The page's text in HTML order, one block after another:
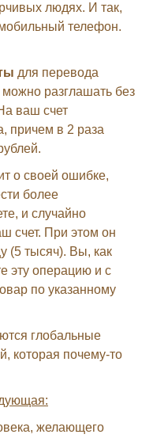
людях. И так,
телефон.
для перевода
разглашать без
ваш счет
причем в 2 раза
о своей ошибке,
более
и случайно
счет. При этом он
(5 тысяч). Вы, как
эту операцию и с
по указанному
глобальные
которая почему-то
желающего